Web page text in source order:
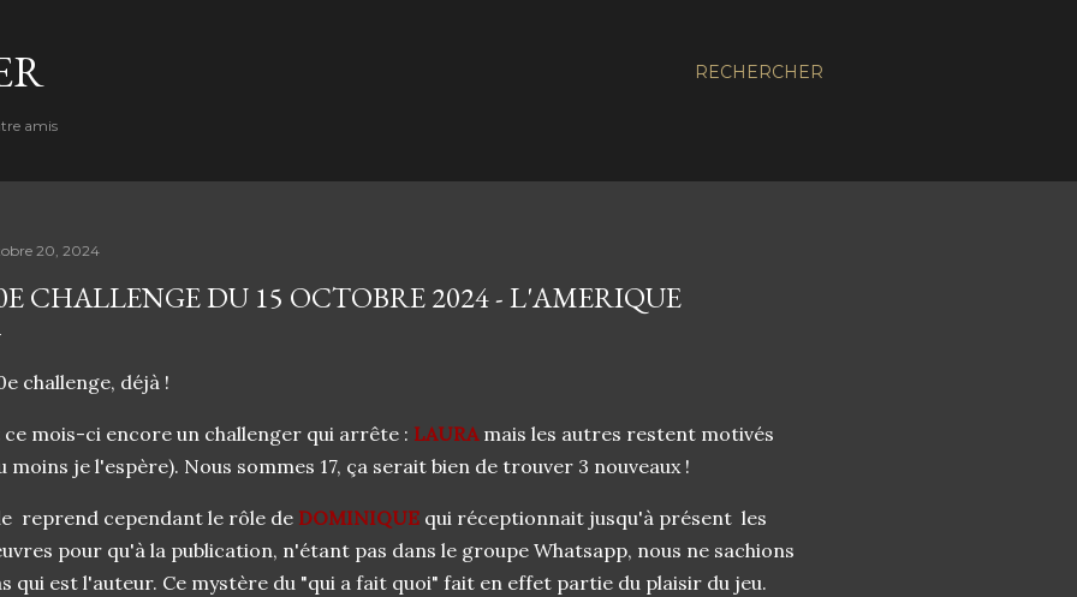
RECHERCHER
amis
20, 2024
CHALLENGE DU 15 OCTOBRE 2024 - L'AMERIQUE
challenge, déjà !
ce mois-ci encore un challenger qui arrête : LAURAmais les autres restent motivés
moins je l'espère). Nous sommes 17, ça serait bien de trouver 3 nouveaux !
reprend cependant le rôle de DOMINIQUE qui réceptionnait jusqu'à présent les
pour qu'à la publication, n'étant pas dans le groupe Whatsapp, nous ne sachions
qui est l'auteur. Ce mystère du "qui a fait quoi" fait en effet partie du plaisir du jeu.